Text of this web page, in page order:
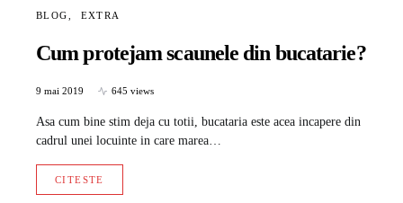
BLOG EXTRA
Cum protejam scaunele din bucatarie?
9 mai 2019 645 views
Asa cum bine stim deja cu totii, bucataria este acea incapere din
cadrul unei locuinte in care marea…
CITESTE